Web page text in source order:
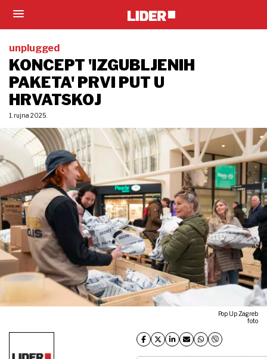
unplugged
KONCEPT 'IZGUBLJENIH
PAKETA' PRVI PUT U
HRVATSKOJ
1. rujna 2025.
Pop Up Zagreb
foto